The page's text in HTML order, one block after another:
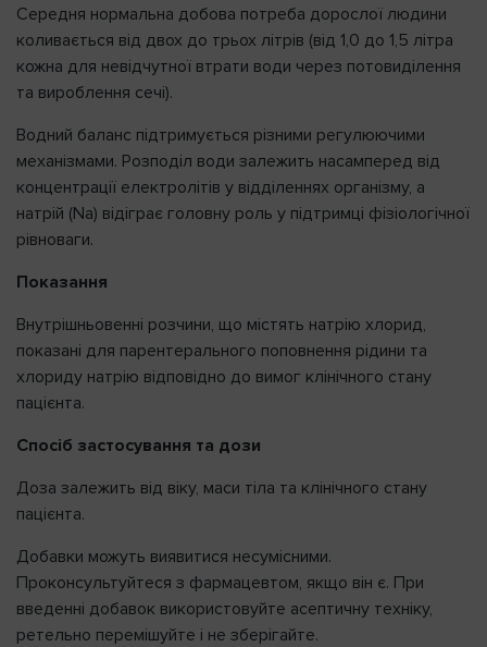
Середня нормальна добова потреба дорослої людини
коливається від двох до трьох літрів (від 1,0 до 1,5 літра
кожна для невідчутної втрати води через потовиділення
та вироблення сечі).
Водний баланс підтримується різними регулюючими
механізмами. Розподіл води залежить насамперед від
концентрації електролітів у відділеннях організму, а
натрій (Na) відіграє головну роль у підтримці фізіологічної
рівноваги.
Показання
Внутрішньовенні розчини, що містять натрію хлорид,
показані для парентерального поповнення рідини та
хлориду натрію відповідно до вимог клінічного стану
пацієнта.
Спосіб застосування та дози
Доза залежить від віку, маси тіла та клінічного стану
пацієнта.
Добавки можуть виявитися несумісними.
Проконсультуйтеся з фармацевтом, якщо він є. При
введенні добавок використовуйте асептичну техніку,
ретельно перемішуйте і не зберігайте.